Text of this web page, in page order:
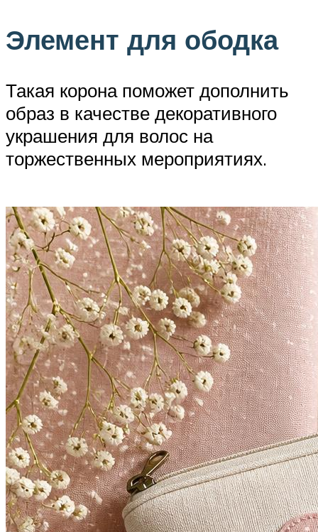
Элемент для ободка
Такая корона поможет дополнить
образ в качестве декоративного
украшения для волос на
торжественных мероприятиях.